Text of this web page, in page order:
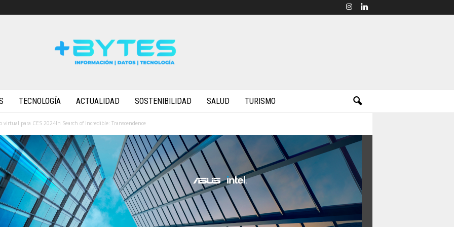
TECNOLOGÍA ACTUALIDAD SOSTENIBILIDAD SALUD TURISMO
virtual para CES 2024In Search of Incredible: Transcendence